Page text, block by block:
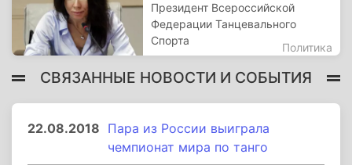
Президент Всероссийской
Федерации Танцевального
Спорта
Политика
СВЯЗАННЫЕ НОВОСТИ И СОБЫТИЯ
22.08.2018 Пара из России выиграла
чемпионат мира по танго